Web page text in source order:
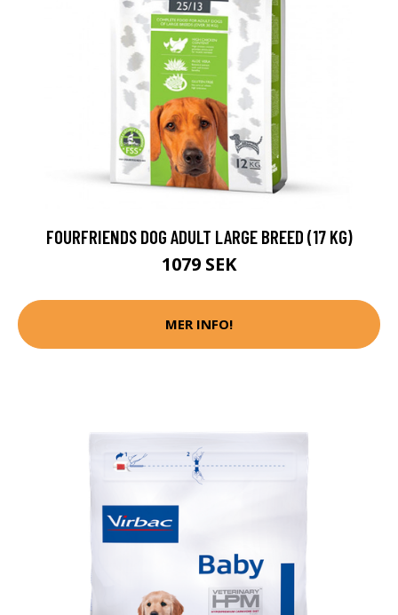
FOURFRIENDS DOG ADULT LARGE BREED (17 KG)
1079 SEK
MER INFO!